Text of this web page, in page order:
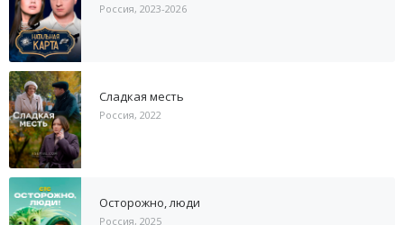
Россия, 2023-2026
Сладкая месть
Россия, 2022
Осторожно, люди
Россия, 2025